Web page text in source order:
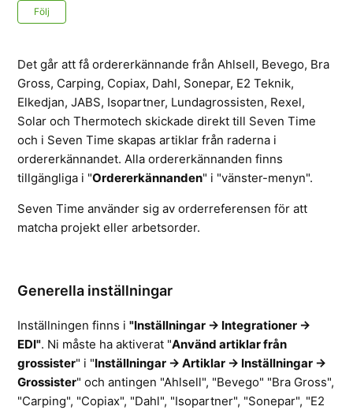
Följ
Det går att få ordererkännande från Ahlsell, Bevego, Bra
Gross, Carping, Copiax, Dahl, Sonepar, E2 Teknik,
Elkedjan, JABS, Isopartner, Lundagrossisten, Rexel,
Solar och Thermotech skickade direkt till Seven Time
och i Seven Time skapas artiklar från raderna i
ordererkännandet. Alla ordererkännanden finns
tillgängliga i "Ordererkännanden" i "vänster-menyn".
Seven Time använder sig av orderreferensen för att
matcha projekt eller arbetsorder.
Generella inställningar
Inställningen finns i"Inställningar -> Integrationer ->
EDI". Ni måste ha aktiverat "Använd artiklar från
grossister" i "Inställningar -> Artiklar -> Inställningar ->
Grossister" och antingen "Ahlsell", "Bevego" "Bra Gross",
"Carping", "Copiax", "Dahl", "Isopartner", "Sonepar", "E2